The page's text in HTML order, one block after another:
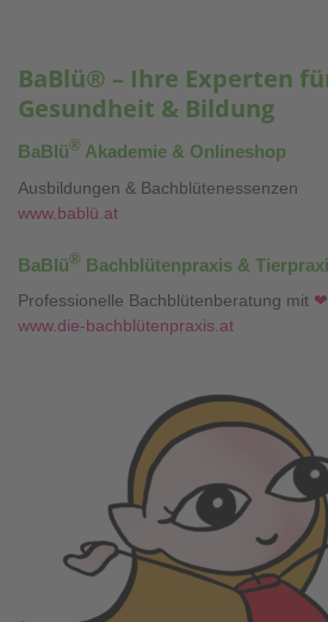
BaBlü® – Ihre Experten
Gesundheit & Bildung
BaBlü® Akademie & Onlineshop
Ausbildungen & Bachblütenessenzen
www.bablü.at
BaBlü® Bachblütenpraxis &
Professionelle Bachblütenberatung mit ❤
www.die-bachblütenpraxis.at